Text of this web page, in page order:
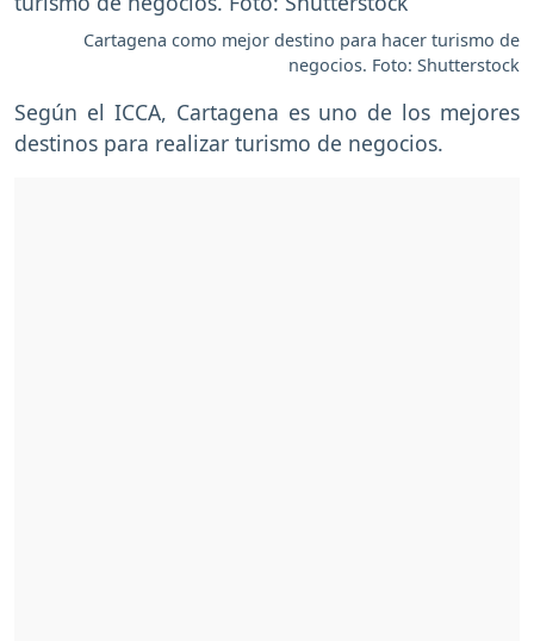
Cartagena como mejor destino para hacer turismo de
negocios. Foto: Shutterstock
Según el ICCA, Cartagena es uno de los mejores
destinos para realizar turismo de negocios.